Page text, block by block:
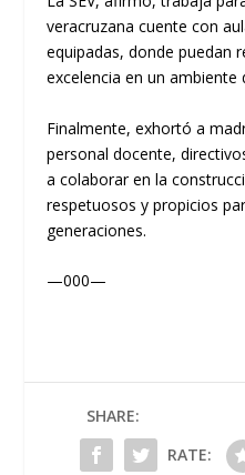
veracruzana cuente con
equipadas, donde puedan
excelencia en un
Finalmente, exhortó a
personal docente,
a colaborar en la
respetuosos y propicios
generaciones.
—000—
SHARE:
RATE: